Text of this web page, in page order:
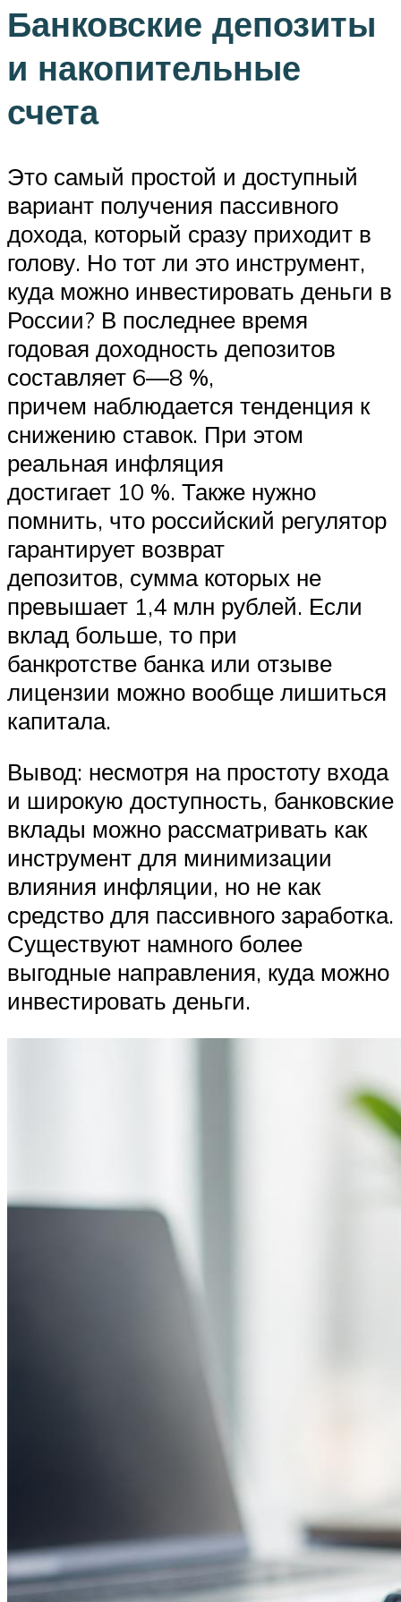
Банковские депозиты
и накопительные
счета
Это самый простой и доступный
вариант получения пассивного
дохода, который сразу приходит в
голову. Но тот ли это инструмент,
куда можно инвестировать деньги в
России? В последнее время
годовая доходность депозитов
составляет 6—8 %,
причем наблюдается тенденция к
снижению ставок. При этом
реальная инфляция
достигает 10 %. Также нужно
помнить, что российский регулятор
гарантирует возврат
депозитов, сумма которых не
превышает 1,4 млн рублей. Если
вклад больше, то при
банкротстве банка или отзыве
лицензии можно вообще лишиться
капитала.
Вывод: несмотря на простоту входа
и широкую доступность, банковские
вклады можно рассматривать как
инструмент для минимизации
влияния инфляции, но не как
средство для пассивного заработка.
Существуют намного более
выгодные направления, куда можно
инвестировать деньги.